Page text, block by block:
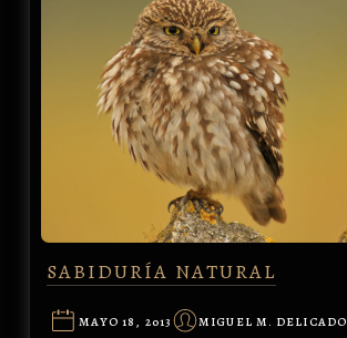
SABIDURÍA NATURAL
MAYO 18, 2013 MIGUEL M. DELICADO